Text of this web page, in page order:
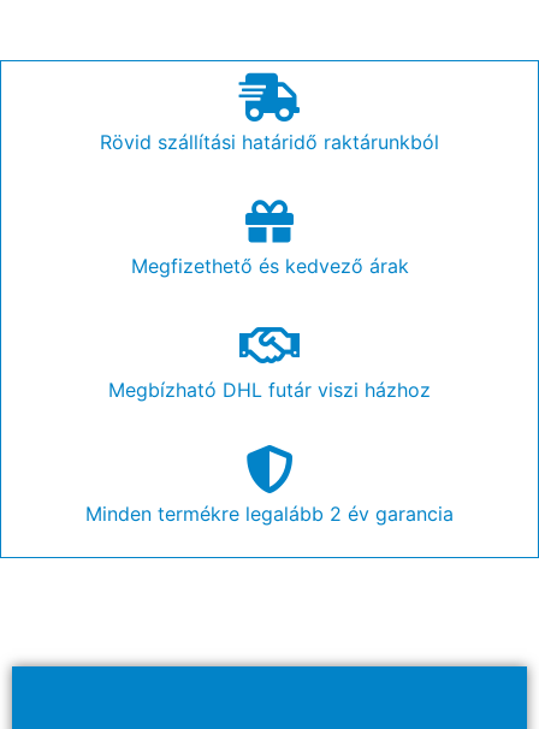
Rövid szállítási határidő raktárunkból
Megfizethető és kedvező árak
Megbízható DHL futár viszi házhoz
Minden termékre legalább 2 év garancia